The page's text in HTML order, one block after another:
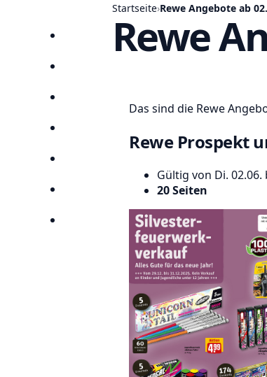
Startseite
Lieblingsprospekte
Startseite›Rewe Angebote ab
Rewe
Das sind die Rewe
Rewe Prospekt
Gültig von Di. 02.06.
20 Seiten